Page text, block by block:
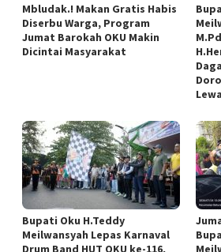
Mbludak.! Makan Gratis Habis
Diserbu Warga, Program
Jumat Barokah OKU Makin
Dicintai Masyarakat
Bupati Oku H.Teddy
Meilwansyah Lepas Karnaval
Drum Band HUT OKU ke-116,